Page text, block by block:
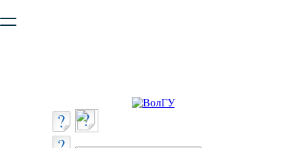
безопасную работу с сайтом. Пожалуйста